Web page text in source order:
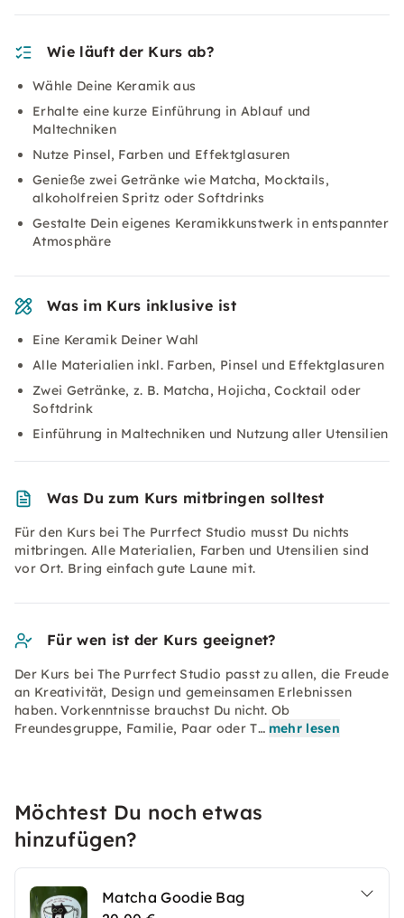
Wie läuft der Kurs ab?
Wähle Deine Keramik aus
Erhalte eine kurze Einführung in Ablauf und
Maltechniken
Nutze Pinsel, Farben und Effektglasuren
Genieße zwei Getränke wie Matcha, Mocktails,
alkoholfreien Spritz oder Softdrinks
Gestalte Dein eigenes Keramikkunstwerk in entspannter
Atmosphäre
Was im Kurs inklusive ist
Eine Keramik Deiner Wahl
Alle Materialien inkl. Farben, Pinsel und Effektglasuren
Zwei Getränke, z. B. Matcha, Hojicha, Cocktail oder
Softdrink
Einführung in Maltechniken und Nutzung aller Utensilien
Was Du zum Kurs mitbringen solltest
Für den Kurs bei The Purrfect Studio musst Du nichts
mitbringen. Alle Materialien, Farben und Utensilien sind
vor Ort. Bring einfach gute Laune mit.
Für wen ist der Kurs geeignet?
Der Kurs bei The Purrfect Studio passt zu allen, die Freude
an Kreativität, Design und gemeinsamen Erlebnissen
haben. Vorkenntnisse brauchst Du nicht. Ob
Freundesgruppe, Familie, Paar oder T… mehr lesen
Möchtest Du noch etwas
hinzufügen?
Matcha Goodie Bag